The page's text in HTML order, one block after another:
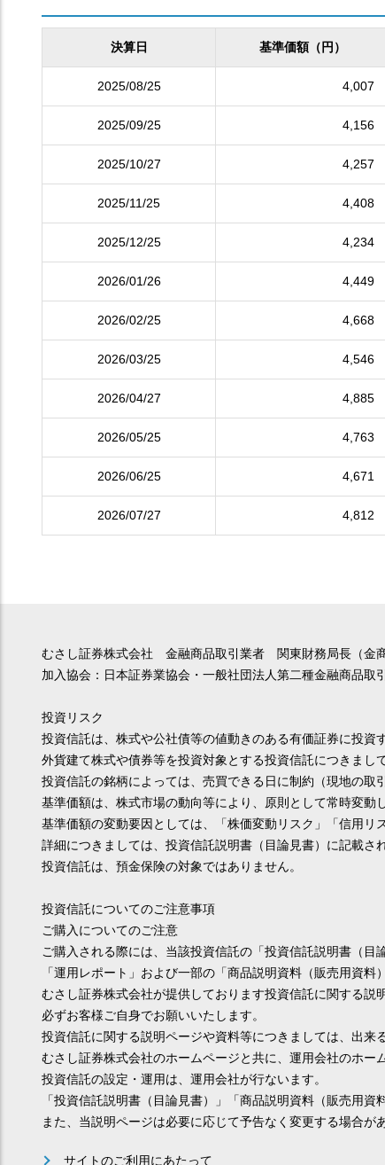
決算日 基準価額（円）
2025/08/25 4,007
2025/09/25 4,156
2025/10/27 4,257
2025/11/25 4,408
2025/12/25 4,234
2026/01/26 4,449
2026/02/25 4,668
2026/03/25 4,546
2026/04/27 4,885
2026/05/25 4,763
2026/06/25 4,671
2026/07/27 4,812
むさし証券株式会社 金融商品取引業者 関東財務局長（金
加入協会：日本証券業協会・一般社団法人第二種金融商品取
投資リスク
投資信託は、株式や公社債等の値動きのある有価証券に投資
外貨建て株式や債券等を投資対象とする投資信託につきまし
投資信託の銘柄によっては、売買できる日に制約（現地の取
基準価額は、株式市場の動向等により、原則として常時変動
基準価額の変動要因としては、「株価変動リスク」「信用リ
詳細につきましては、投資信託説明書（目論見書）に記載さ
投資信託は、預金保険の対象ではありません。
投資信託についてのご注意事項
ご購入についてのご注意
ご購入される際には、当該投資信託の「投資信託説明書（
「運用レポート」および一部の「商品説明資料（販売用資
むさし証券株式会社が提供しております投資信託に関する説
必ずお客様ご自身でお願いいたします。
投資信託に関する説明ページや資料等につきましては、出来
むさし証券株式会社のホームページと共に、運用会社のホー
投資信託の設定・運用は、運用会社が行ないます。
「投資信託説明書（目論見書）」「商品説明資料（販売用
また、当説明ページは必要に応じて予告なく変更する場合が
サイトのご利用にあたって